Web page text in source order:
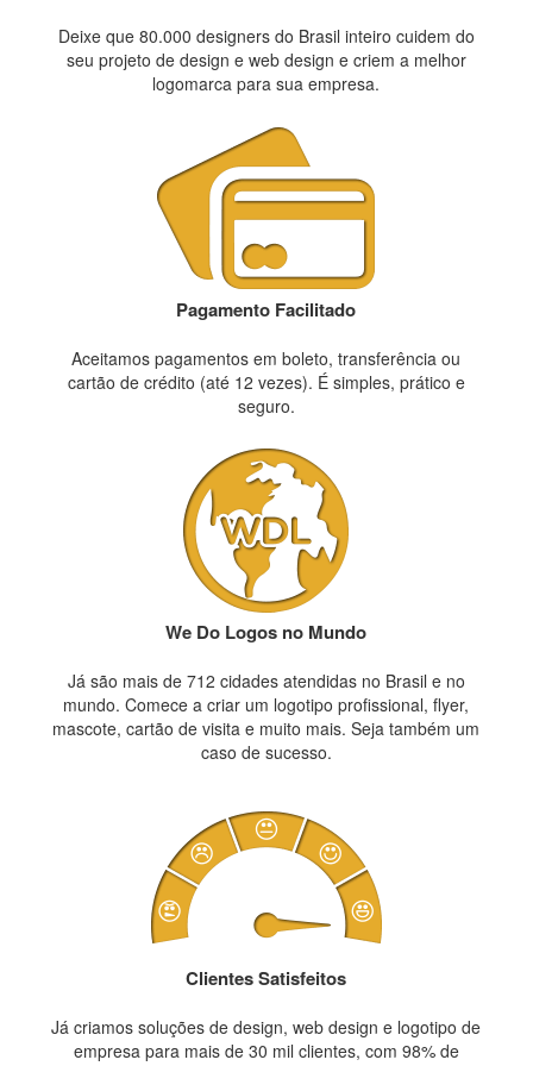
Deixe que 80.000 designers do Brasil inteiro cuidem do
seu projeto de design e web design e criem a melhor
logomarca para sua empresa.
Pagamento Facilitado
Aceitamos pagamentos em boleto, transferência ou
cartão de crédito (até 12 vezes). É simples, prático e
seguro.
We Do Logos no Mundo
Já são mais de 712 cidades atendidas no Brasil e no
mundo. Comece a criar um logotipo profissional, flyer,
mascote, cartão de visita e muito mais. Seja também um
caso de sucesso.
Clientes Satisfeitos
Já criamos soluções de design, web design e logotipo de
empresa para mais de 30 mil clientes, com 98% de